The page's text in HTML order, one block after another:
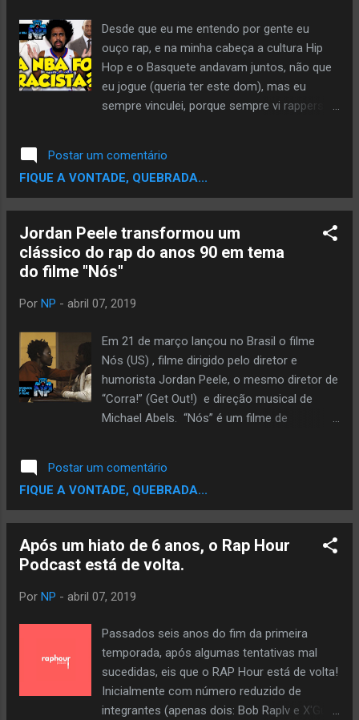
para o Kanye West em seu próprio beat" A
mc vem se destacando por seus bons sons
e ideias. Chika foi escolhida pela
apresentadora Lena Waithe para soltar uma
música inédita com uma mensagem muito
intitulada 'Richey v. Alabama' ... todos nós
sabemos ...
Desde que eu me entendo por gente eu
ouço rap, e na minha cabeça a cultura Hip
Hop e o Basquete andavam juntos, não que
eu jogue (queria ter este dom), mas eu
sempre vinculei, porque sempre vi rappers
como rappers. Quando eu conheci o
StreetBall (Globetrotters e And1) este
vinculo ficou muito mais forte em minha
Hang Time , “cusão”. Este jogo é muito Hip
Hop!! (Saudades, inclusive). O vinculo do
rap/hip hop com o basquete, se deve ao
fato de a maioria dos jogadores das ligas
estadunidenses. Assim como no Brasil toda
quebrada tem uma quadra ou campo de
futebol, nos guetos do Estados Unidos tem
quadras de basquete. O basquete assim
como o futebol é o mais popular e prático
no basquete foi praticament...
Postar um comentário
FIQUE A VONTADE, QUEBRADA...
Jordan Peele transformou um
clássico do rap do anos 90 em tema
do filme "Nós"
Por NP - abril 07, 2019
Em 21 de março lançou no Brasil o filme
Nós (US) , filme dirigido pelo diretor e
humorista Jordan Peele, o mesmo diretor de
“Corra!” (Get Out!) e direção musical de
Michael Abels. “Nós” é um filme de
Adelaide (Lupita Nyong'o) e Gabe (Winston
Duke) levam seus filhos: Zora (Shahadi
Wright Joseph) e Jason (Evan Alex) para
praia para relaxar, assim como em outros
anos. Eles começam a aproveitar o
ensolarado e clima praiano do local, mas a
e família se torna refém de seres com
aparências iguais às suas. É bem
aterrorizante!!! A trama vai se
desenvolvendo em torno da personagem
principal Adelaide. Relaxe que não vou dar
Postar um comentário
FIQUE A VONTADE, QUEBRADA...
Após um hiato de 6 anos, o Rap Hour
Podcast está de volta.
Por NP - abril 07, 2019
Passados seis anos do fim da primeira
temporada, após algumas tentativas mal
sucedidas, eis que o RAP Hour está de volta!
Inicialmente com número reduzido de
integrantes (apenas dois: Bob Raplv e X'Guil